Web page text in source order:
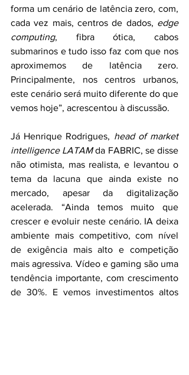
forma um cenário de latência zero, com,
cada vez mais, centros de dados, edge
computing, fibra ótica, cabos
submarinos e tudo isso faz com que nos
aproximemos de latência zero.
Principalmente, nos centros urbanos,
este cenário será muito diferente do que
vemos hoje”, acrescentou à discussão.
Já Henrique Rodrigues, head of market
intelligence LATAM da FABRIC, se disse
não otimista, mas realista, e levantou o
tema da lacuna que ainda existe no
mercado, apesar da digitalização
acelerada. “Ainda temos muito que
crescer e evoluir neste cenário. IA deixa
ambiente mais competitivo, com nível
de exigência mais alto e competição
mais agressiva. Vídeo e gaming são uma
tendência importante, com crescimento
de 30%. E vemos investimentos altos